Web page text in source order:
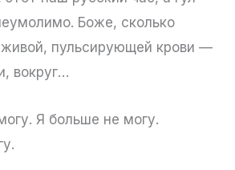
Боже, сколько
пульсирующей крови —
вокруг…
Я больше не могу.